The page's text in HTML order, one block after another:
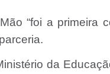
“foi a primeira
da